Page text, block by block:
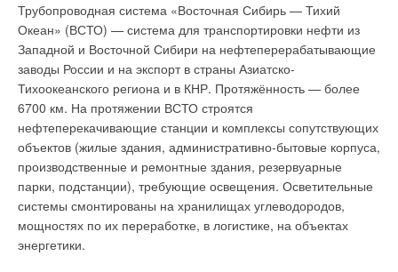
Трубопроводная система «Восточная Сибирь — Тихий
Океан» (ВСТО) — система для транспортировки нефти из
Западной и Восточной Сибири на нефтеперерабатывающие
заводы России и на экспорт в страны Азиатско-
Тихоокеанского региона и в КНР. Протяжённость — более
6700 км. На протяжении ВСТО строятся
нефтеперекачивающие станции и комплексы сопутствующих
объектов (жилые здания, административно-бытовые корпуса,
производственные и ремонтные здания, резервуарные
парки, подстанции), требующие освещения. Осветительные
системы смонтированы на хранилищах углеводородов,
мощностях по их переработке, в логистике, на объектах
энергетики.